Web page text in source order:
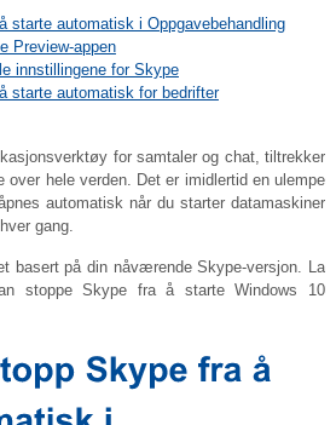
starte automatisk i Oppgavebehandling
Preview-appen
innstillingene for Skype
starte automatisk for bedrifter
for samtaler og chat, tiltrekker
over hele verden. Det er imidlertid en ulempe
automatisk når du starter datamaskiner
gang.
basert på din nåværende Skype-versjon. La
stoppe Skype fra å starte Windows 10